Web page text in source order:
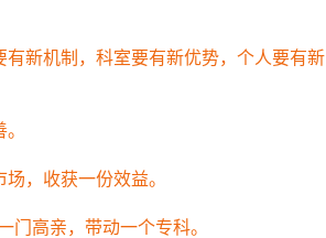
新机制，科室要有新优势，个人要有新
，收获一份效益。
门高亲，带动一个专科。